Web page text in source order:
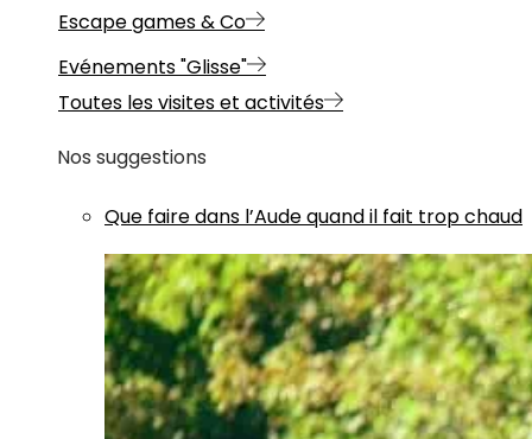
Escape games & Co
Evénements "Glisse"
Toutes les visites et activités
Nos suggestions
Que faire dans l’Aude quand il fait trop chaud